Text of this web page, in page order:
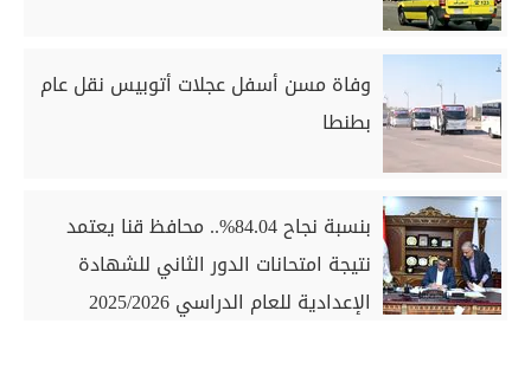
وفاة مسن أسفل عجلات أتوبيس نقل عام
بطنطا
بنسبة نجاح 84.04%.. محافظ قنا يعتمد
نتيجة امتحانات الدور الثاني للشهادة
الإعدادية للعام الدراسي 2025/2026